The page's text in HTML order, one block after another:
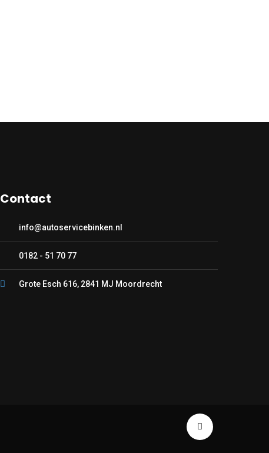
Contact
info@autoservicebinken.nl
0182 - 51 70 77
Grote Esch 616, 2841 MJ Moordrecht